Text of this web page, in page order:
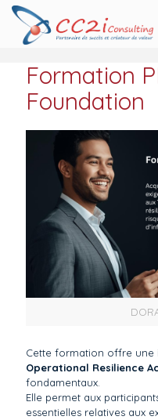
Formation
Foundation
Cette formation offre une
Operational Resilience
fondamentaux.
Elle permet aux
essentielles relatives aux